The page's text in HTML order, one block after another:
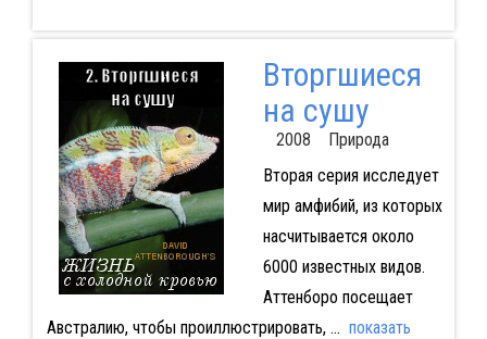
Вторгшиеся
на сушу
2008 Природа
Вторая серия исследует
мир амфибий, из которых
насчитывается около
6000 известных видов.
Аттенборо посещает
Австралию, чтобы проиллюстрировать, ... показать